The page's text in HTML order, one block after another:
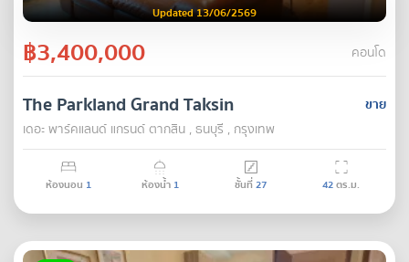
Updated 13/06/2569
฿3,400,000 คอนโด
ขาย
The Parkland Grand Taksin
เดอะ พาร์คแลนด์ แกรนด์ ตากสิน , ธนบุรี , กรุงเทพ
ห้องนอน 1 ห้องน้ำ 1 ชั้นที่27 42ตร.ม.